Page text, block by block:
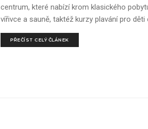
centrum, které nabízí krom klasického
vířivce a sauně, taktéž kurzy plavání pro děti
PŘEČÍST CELÝ ČLÁNEK